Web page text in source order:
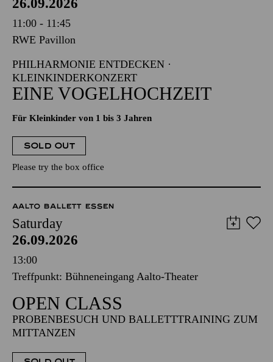
26.09.2026
11:00 - 11:45
RWE Pavillon
PHILHARMONIE ENTDECKEN ·
KLEINKINDERKONZERT
EINE VOGELHOCHZEIT
Für Kleinkinder von 1 bis 3 Jahren
SOLD OUT
Please try the box office
AALTO BALLETT ESSEN
Saturday
26.09.2026
13:00
Treffpunkt: Bühneneingang Aalto-Theater
OPEN CLASS
PROBENBESUCH UND BALLETTTRAINING ZUM
MITTANZEN